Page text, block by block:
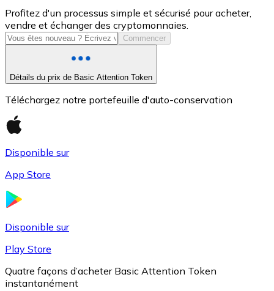
USDC
Profitez d'un processus simple et sécurisé pour acheter,
vendre et échanger des cryptomonnaies.
Commencer
Détails du prix de Basic Attention Token
Téléchargez notre portefeuille d'auto-conservation
Disponible sur
App Store
Disponible sur
Play Store
Quatre façons d’acheter Basic Attention Token
instantanément